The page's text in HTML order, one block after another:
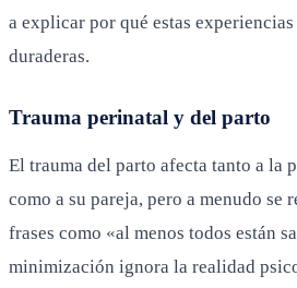
a explicar por qué estas
duraderas.
Trauma perinatal y del parto
El trauma del parto afecta tanto a la
como a su pareja, pero a menudo se
frases como «al menos todos están
minimización ignora la realidad